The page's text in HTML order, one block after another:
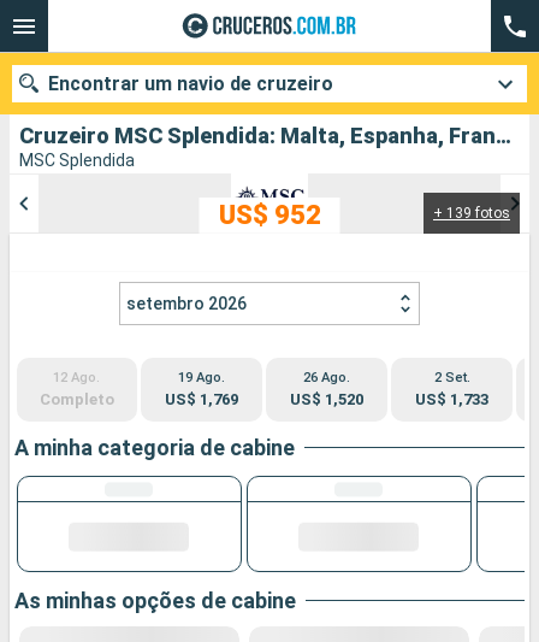
Cruzeiro MSC Splendida: Malta, Espanha, Francia, Itália partindo de Cagliari
MSC Splendida
+ 139 fotos
US$ 952
setembro 2026
12 Ago.
Completo
19 Ago.
US$ 1,769
26 Ago.
US$ 1,520
2 Set.
US$ 1,733
A minha categoria de cabine
As minhas opções de cabine
Encontrar um navio de cruzeiro
Companhias
Pesquisar